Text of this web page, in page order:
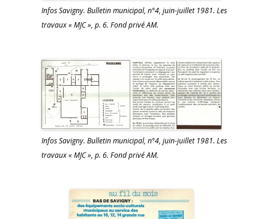
Infos Savigny. Bulletin municipal, n°4, juin-juillet 1981. Les
travaux « MJC », p. 6. Fond privé AM.
Infos Savigny. Bulletin municipal, n°4, juin-juillet 1981. Les
travaux « MJC », p. 6. Fond privé AM.